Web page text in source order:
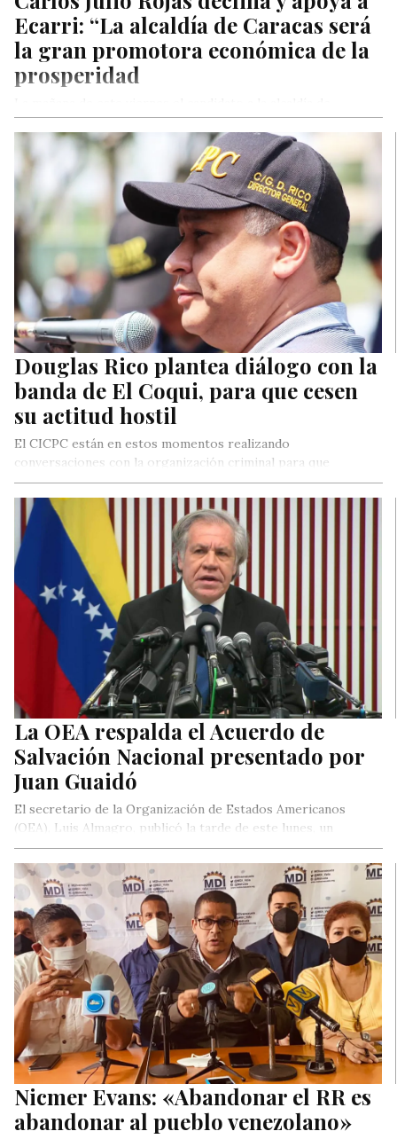
Ecarri: “La alcaldía de Caracas será
la gran promotora económica de la
prosperidad
Libertador y máximo dirigente de 100% Caraqueños, Carlos
Julio…
Douglas Rico plantea diálogo con la
banda de El Coqui, para que cesen
su actitud hostil
El CICPC están en estos momentos realizando
conversaciones con la organización criminal para que
entreguen sus armas.
La OEA respalda el Acuerdo de
Salvación Nacional presentado por
Juan Guaidó
El secretario de la Organización de Estados Americanos
(OEA), Luis Almagro, publicó la tarde de este lunes, un
comunicado en…
Nicmer Evans: «Abandonar el RR es
abandonar al pueblo venezolano»